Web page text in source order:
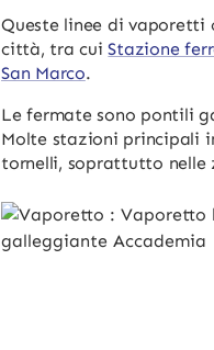
Queste linee di vaporetti
città, tra cuiStazione
San Marco.
Le fermate sono pontili
Molte stazioni principali
tornelli, soprattutto nelle